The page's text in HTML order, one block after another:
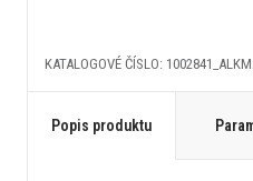
KATALOGOVÉ ČÍSLO:
Popis produktu